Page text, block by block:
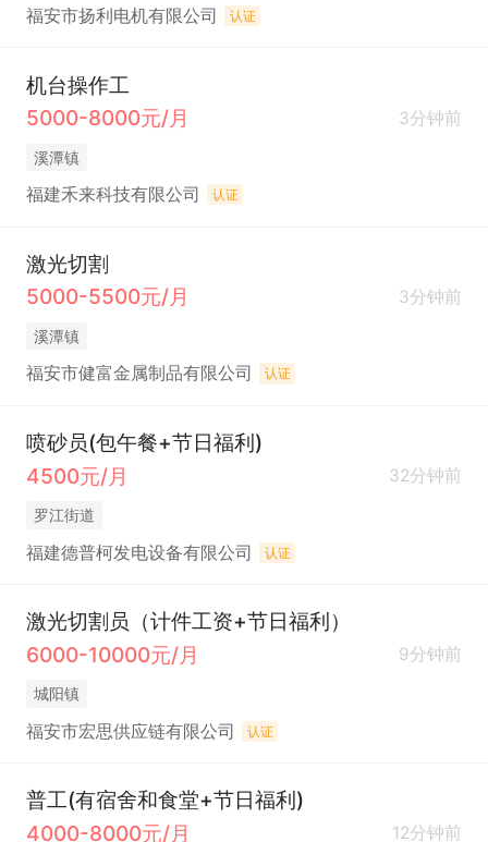
福安市扬利电机有限公司 认证
机台操作工
5000-8000元/月
3分钟前
溪潭镇
福建禾来科技有限公司 认证
激光切割
5000-5500元/月
3分钟前
溪潭镇
福安市健富金属制品有限公司 认证
喷砂员(包午餐+节日福利)
4500元/月
32分钟前
罗江街道
福建德普柯发电设备有限公司 认证
激光切割员（计件工资+节日福利）
6000-10000元/月
9分钟前
城阳镇
福安市宏思供应链有限公司 认证
普工(有宿舍和食堂+节日福利)
4000-8000元/月
12分钟前